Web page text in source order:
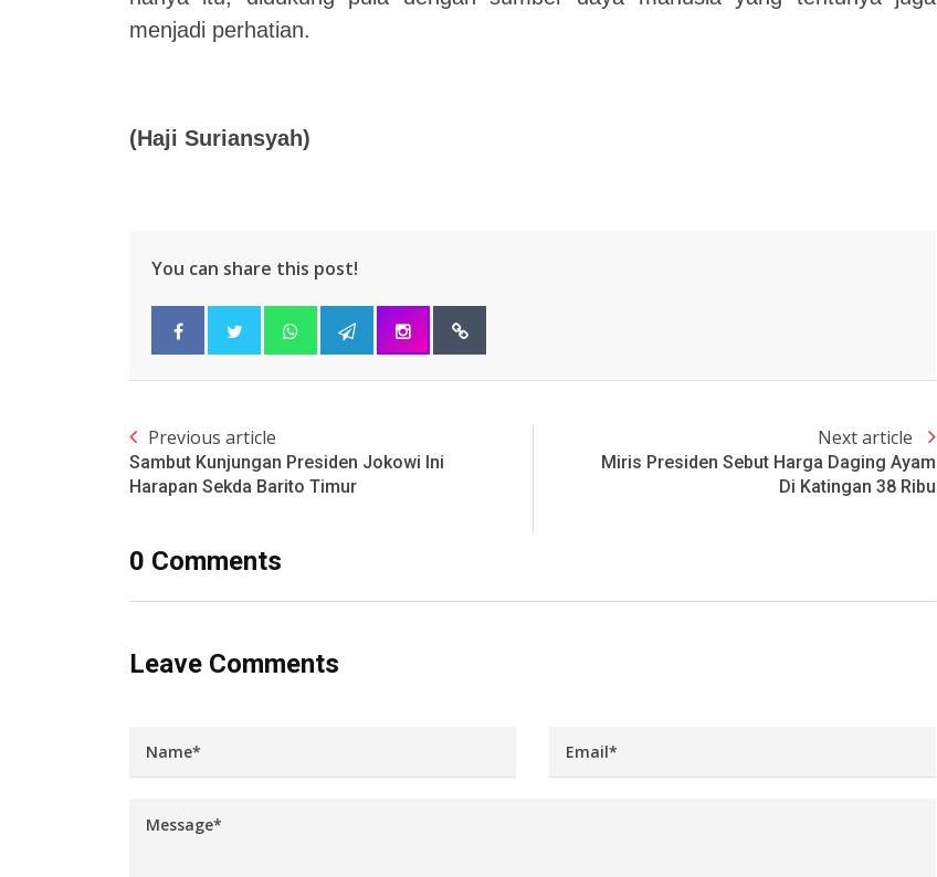
menjadi perhatian.
(Haji Suriansyah)
You can share this post!
Previous article
Sambut Kunjungan Presiden Jokowi Ini
Harapan Sekda Barito Timur
Next article
Miris Presiden Sebut Harga Daging Ayam
Di Katingan 38 Ribu
0 Comments
Leave Comments